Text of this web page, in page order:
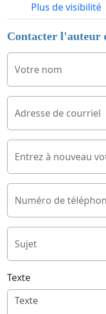
Plus de visibilité
Contacter l'auteur
Votre nom
Adresse de courriel
Entrez à nouveau
Numéro de
Sujet
Texte